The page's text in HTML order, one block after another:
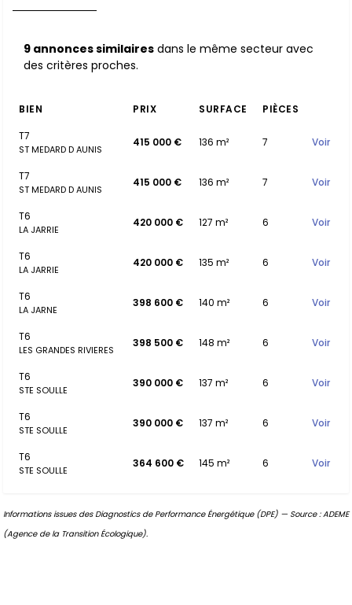
9 annonces similaires dans le même secteur avec
des critères proches.
BIEN PRIX SURFACE
PIÈCES
T7
ST MEDARD D AUNIS
415 000 € 136 m² 7 Voir
T7
ST MEDARD D AUNIS
415 000 € 136 m² 7 Voir
T6
LA JARRIE
420 000 € 127 m² 6 Voir
T6
LA JARRIE
420 000 € 135 m² 6 Voir
T6
LA JARNE
398 600 € 140 m² 6 Voir
T6
LES GRANDES RIVIERES
398 500 € 148 m² 6 Voir
T6
STE SOULLE
390 000 € 137 m² 6 Voir
T6
STE SOULLE
390 000 € 137 m² 6 Voir
T6
STE SOULLE
364 600 € 145 m² 6 Voir
Informations issues des Diagnostics de Performance Énergétique (DPE) — Source : ADEME
(Agence de la Transition Écologique).